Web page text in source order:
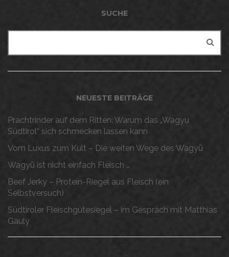
SUCHE
NEUESTE BEITRÄGE
Prachtrinder auf dem Ritten: Warum das „Wagyu
Südtirol“ sich schmecken lassen kann
Vom Luxus zum Kult – Die weiten Wege des Wagyū
Wagyū ist nicht einfach Fleisch …
Beef Jerky – Protein-Riegel aus Fleisch (ein
Selbstversuch)
Südtiroler Fleischgütesiegel – im Gespräch mit Matthias
Gauly